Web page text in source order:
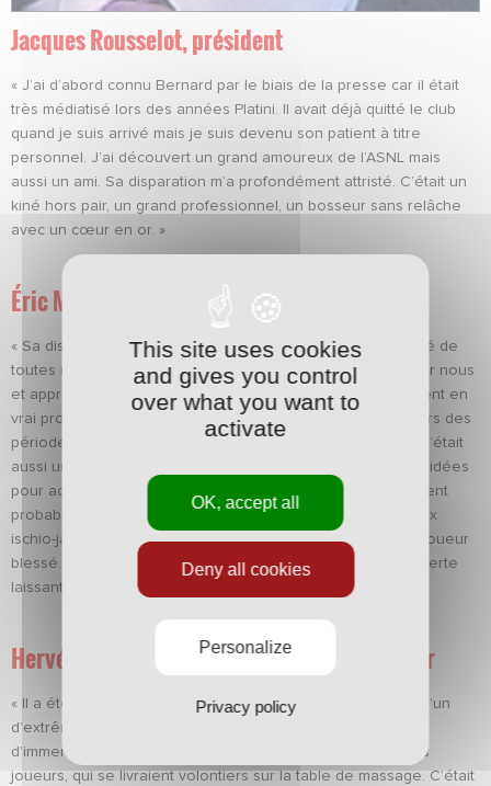
Jacques Rousselot, président
« J’ai d’abord connu Bernard par le biais de la presse car il était
très médiatisé lors des années Platini. Il avait déjà quitté le club
quand je suis arrivé mais je suis devenu son patient à titre
personnel. J’ai découvert un grand amoureux de l’ASNL mais
aussi un ami. Sa disparation m’a profondément attristé. C’était un
kiné hors pair, un grand professionnel, un bosseur sans relâche
avec un cœur en or. »
Éric Martin, responsable du recrutement
« Sa disparation m’a touché car c’était un ami. Il a été le kiné de
toutes mes années à l’ASNL. Il était toujours disponible pour nous
et appréciait particulièrement les joueurs qui se comportaient en
vrai professionnel, aussi bien sur le terrain qu’en dehors lors des
périodes de récupération. Il était très exigeant là-dessus. C’était
aussi un précurseur dans le milieu sportif car il avait plein d’idées
pour accélérer nos guérisons. Pour l’anecdote, il a également
probablement été l’un des rares kinés à se claquer les deux
ischio-jambiers en courant sur la pelouse pour soigner un joueur
blessé. Je me souviens aussi du jour où sa valise s’est ouverte
laissant tomber tout son matériel sur le terrain… »
Hervé Collot, président de la section amateur
« Il a été l’un des tout premiers kinés du club. C’était quelqu’un
d’extrêmement compétent dans son travail mais aussi avec
d’immenses qualités humaines. Il était un confident pour les
joueurs, qui se livraient volontiers sur la table de massage. C’était
This site uses cookies
and gives you control
over what you want to
activate
OK, accept all
Deny all cookies
Personalize
Privacy policy